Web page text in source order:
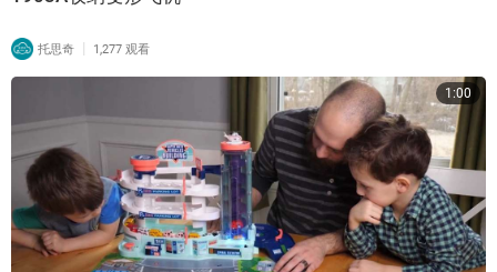
托思奇 | 1,277 观看
1:00